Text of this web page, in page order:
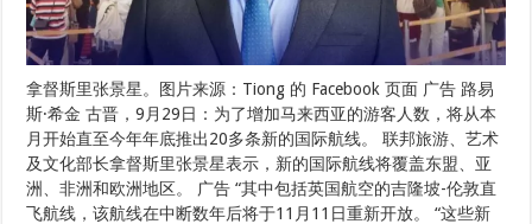
拿督斯里张景星。图片来源：Tiong 的 Facebook 页面 广告 路易
斯·希金 古晋，9月29日：为了增加马来西亚的游客人数，将从本
月开始直至今年年底推出20多条新的国际航线。 联邦旅游、艺术
及文化部长拿督斯里张景星表示，新的国际航线将覆盖东盟、亚
洲、非洲和欧洲地区。 广告 “其中包括英国航空的吉隆坡-伦敦直
飞航线，该航线在中断数年后将于11月11日重新开放。 “这些新